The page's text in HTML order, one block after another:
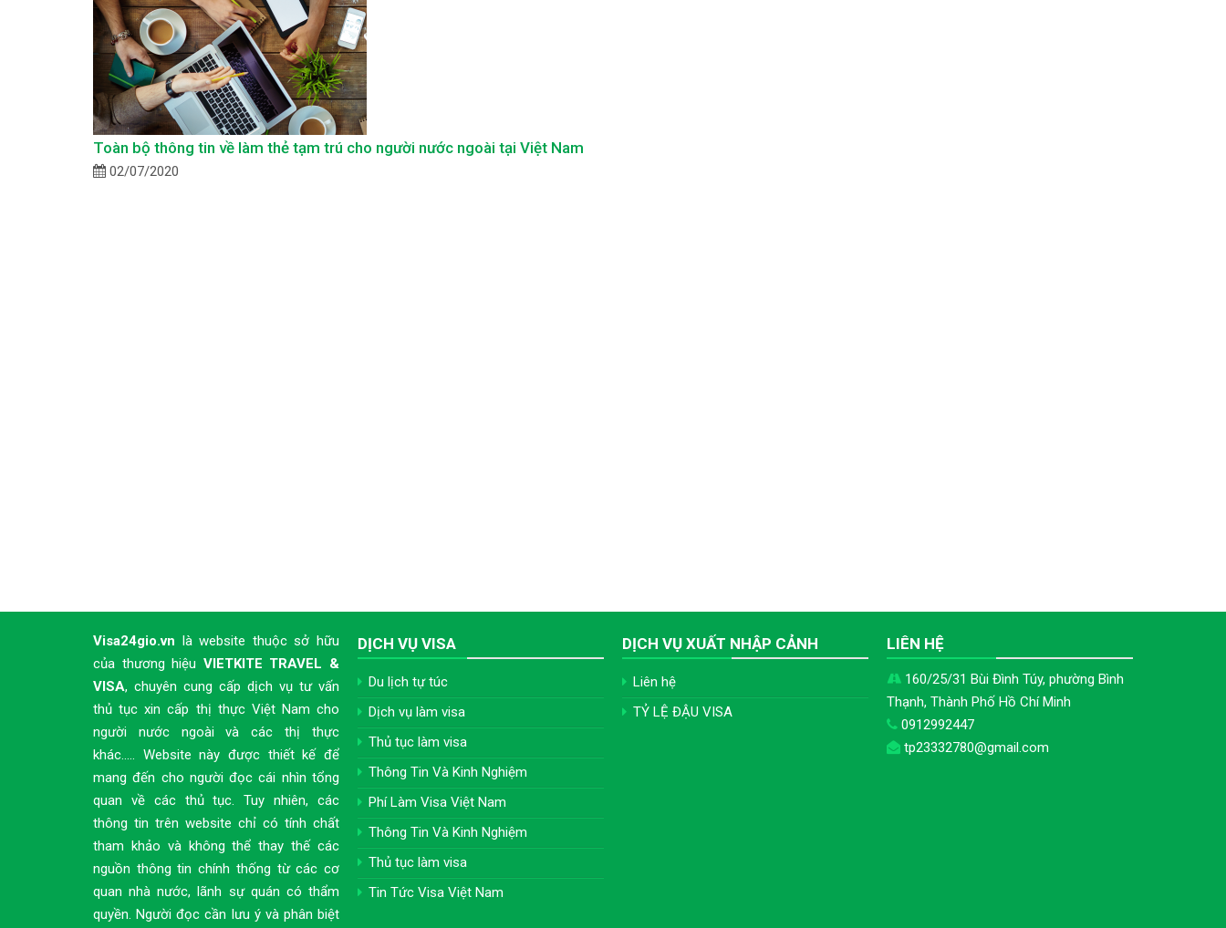
Toàn bộ thông tin về làm thẻ tạm trú cho người nước ngoài tại Việt Nam
02/07/2020
Visa24gio.vn là website thuộc sở hữu
của thương hiệu VIETKITE TRAVEL &
VISA, chuyên cung cấp dịch vụ tư vấn
thủ tục xin cấp thị thực Việt Nam cho
người nước ngoài và các thị thực
khác..... Website này được thiết kế để
mang đến cho người đọc cái nhìn tổng
quan về các thủ tục. Tuy nhiên, các
thông tin trên website chỉ có tính chất
tham khảo và không thể thay thế các
nguồn thông tin chính thống từ các cơ
quan nhà nước, lãnh sự quán có thẩm
quyền. Người đọc cần lưu ý và phân biệt
DỊCH VỤ VISA
Du lịch tự túc
Dịch vụ làm visa
Thủ tục làm visa
Thông Tin Và Kinh Nghiệm
Phí Làm Visa Việt Nam
Thông Tin Và Kinh Nghiệm
Thủ tục làm visa
Tin Tức Visa Việt Nam
DỊCH VỤ XUẤT NHẬP CẢNH
Liên hệ
TỶ LỆ ĐẬU VISA
LIÊN HỆ
160/25/31 Bùi Đình Túy, phường Bình
Thạnh, Thành Phố Hồ Chí Minh
0912992447
tp23332780@gmail.com